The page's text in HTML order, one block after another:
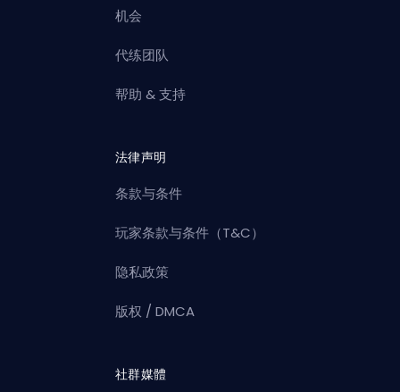
机会
代练团队
帮助 & 支持
法律声明
条款与条件
玩家条款与条件（T&C）
隐私政策
版权 / DMCA
社群媒體